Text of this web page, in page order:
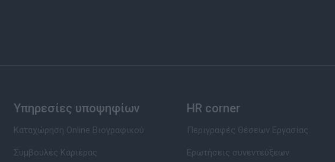
Υπηρεσίες υποψηφίων
Καταχώρηση Online Βιογραφικού
Συμβουλές Καριέρας
HR corner
Περιγραφές Θέσεων Εργασίας
Ερωτήσεις συνεντεύξεων